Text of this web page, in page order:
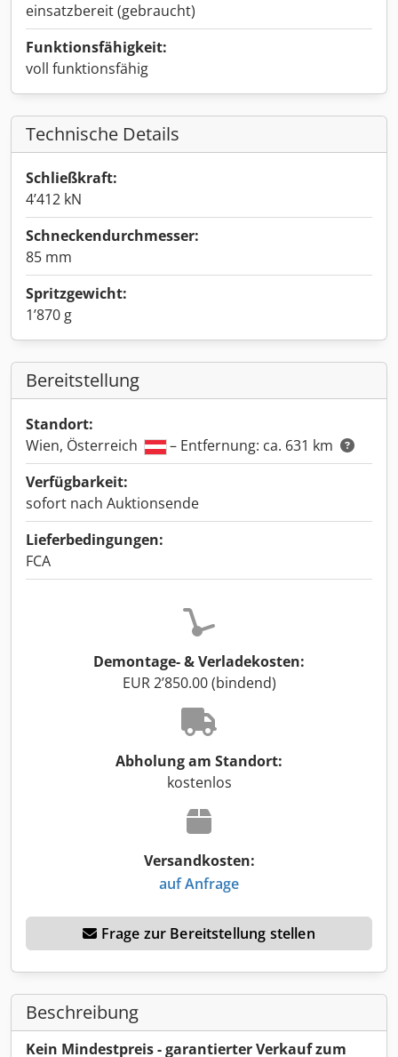
einsatzbereit (gebraucht)
Funktionsfähigkeit:
voll funktionsfähig
Technische Details
Schließkraft:
4’412 kN
Schneckendurchmesser:
85 mm
Spritzgewicht:
1’870 g
Bereitstellung
Standort:
Wien, Österreich
– Entfernung: ca. 631 km
Verfügbarkeit:
sofort nach Auktionsende
Lieferbedingungen:
FCA
Demontage- & Verladekosten:
EUR 2’850.00 (bindend)
Abholung am Standort:
kostenlos
Versandkosten:
auf Anfrage
Frage zur Bereitstellung stellen
Beschreibung
Kein Mindestpreis - garantierter Verkauf zum